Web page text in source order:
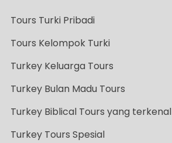
Tours Turki Pribadi
Tours Kelompok Turki
Turkey Keluarga Tours
Turkey Bulan Madu Tours
Turkey Biblical Tours yang terkenal
Turkey Tours Spesial